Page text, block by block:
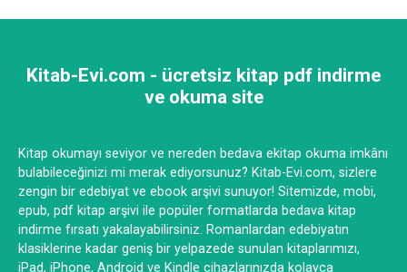
Kitab-Evi.com - ücretsiz kitap pdf indirme
ve okuma site
Kitap okumayı seviyor ve nereden bedava ekitap okuma imkânı
bulabileceğinizi mi merak ediyorsunuz? Kitab-Evi.com, sizlere
zengin bir edebiyat ve ebook arşivi sunuyor! Sitemizde, mobi,
epub, pdf kitap arşivi ile popüler formatlarda bedava kitap
indirme fırsatı yakalayabilirsiniz. Romanlardan edebiyatın
klasiklerine kadar geniş bir yelpazede sunulan kitaplarımızı,
iPad, iPhone, Android ve Kindle cihazlarınızda kolayca